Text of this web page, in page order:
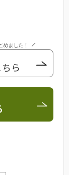
ました！
ら